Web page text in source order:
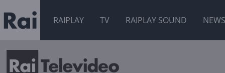
RAIPLAY TV RAIPLAY SOUND NEWS